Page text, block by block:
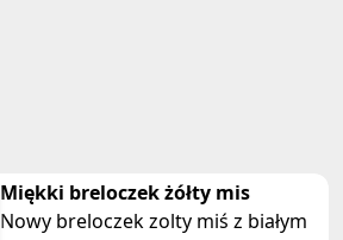
Miękki breloczek żółty mis
Nowy breloczek zolty miś z białym